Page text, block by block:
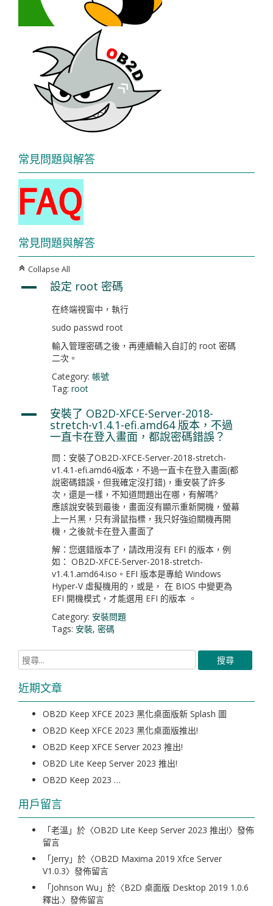
常見問題與解答
常見問題與解答
C Collapse All
A 設定 root 密碼
在終端視窗中，執行
sudo passwd root
輸入管理密碼之後，再連續輸入自訂的 root 密碼
二次。
Category: 帳號
Tag: root
A 安裝了 OB2D-XFCE-Server-2018-
stretch-v1.4.1-efi.amd64 版本，不過
一直卡在登入畫面，都說密碼錯誤？
問：安裝了OB2D-XFCE-Server-2018-stretch-
v1.4.1-efi.amd64版本，不過一直卡在登入畫面(都
說密碼錯誤，但我確定沒打錯)，重安裝了許多
次，還是一樣，不知道問題出在哪，有解嗎?
應該說安裝到最後，畫面沒有顯示重新開機，螢幕
上一片黑，只有滑鼠指標，我只好強迫關機再開
機，之後就卡在登入畫面了
解：您選錯版本了，請改用沒有 EFI 的版本，例
如： OB2D-XFCE-Server-2018-stretch-
v1.4.1.amd64.iso。EFI 版本是專給 Windows
Hyper-V 虛擬機用的，或是， 在 BIOS 中變更為
EFI 開機模式，才能選用 EFI 的版本 。
Category: 安裝問題
Tags: 安裝, 密碼
近期文章
OB2D Keep XFCE 2023 黑化桌面版新 Splash 圖
OB2D Keep XFCE 2023 黑化桌面版推出!
OB2D Keep XFCE Server 2023 推出!
OB2D Lite Keep Server 2023 推出!
OB2D Keep 2023 …
用戶留言
「老溫 」於〈OB2D Lite Keep Server 2023 推出!〉發佈
留言
「Jerry」於〈OB2D Maxima 2019 Xfce Server
V1.0.3〉發佈留言
「Johnson Wu 」於〈B2D 桌面版 Desktop 2019 1.0.6
釋出.〉發佈留言